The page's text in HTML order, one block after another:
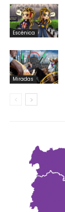
Escénica
Miradas